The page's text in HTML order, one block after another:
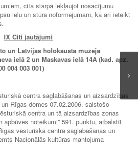
cita starpā iekļaujot nosacījumu
ielu un stūra noformējumam, kā arī ieteikt
IX Citi jautājumi
un Latvijas holokausta muzeja
ielā 2 un Maskavas ielā 14A (kad. apz.
004 003 001)
centra saglabāšanas un aizsardzības
Rīgas domes 07.02.2006. saistošo
centra un tā aizsardzības zonas
apbūves noteikumi” 591. punktu, atbalstīt
vēsturiskā centra saglabāšanas un
Nacionālās kultūras mantojuma